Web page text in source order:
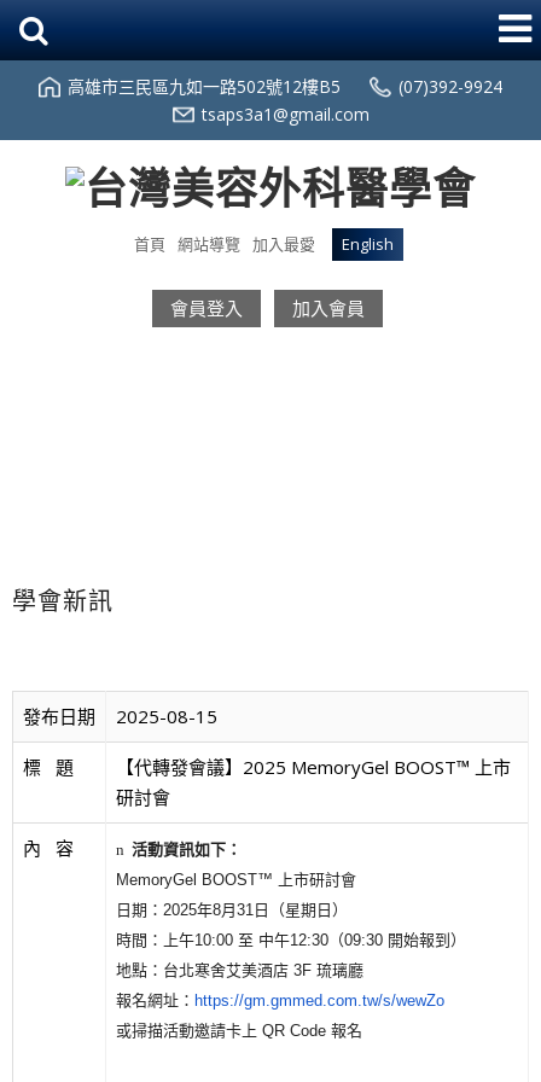
高雄市三民區九如一路502號12樓B5
(07)392-9924
tsaps3a1@gmail.com
首頁 網站導覽 加入最愛 English
會員登入 加入會員
學會新訊
發布日期 2025-08-15
標   題
【代轉發會議】2025 MemoryGel BOOST™ 上市
研討會
內   容 n 活動資訊如下：
MemoryGel BOOST™ 上市研討會
日期： 2025年8月 31 日（星期日）
時間：上午10:00 至 中午12:30 （09:30 開始報到）
地點：台北寒舍艾美酒店 3F 琉璃廳
報名網址： https://gm.gmmed.com.tw/s/wewZo
或掃描活動邀請卡上 QR Code 報名